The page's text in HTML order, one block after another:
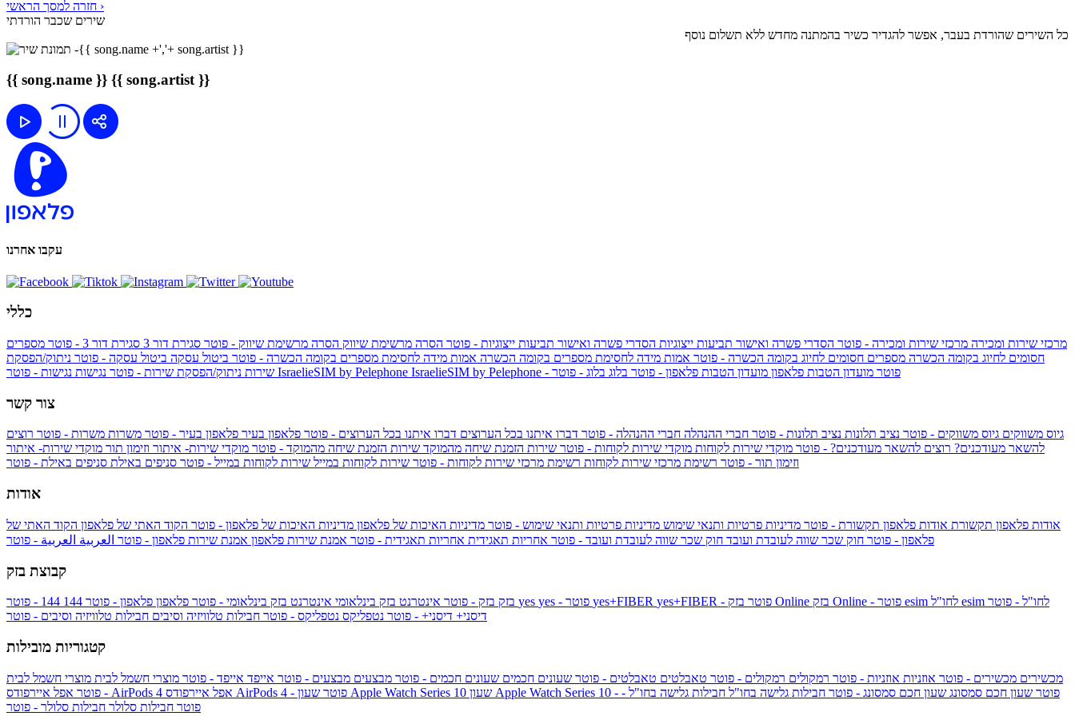
חזרה למסך הראשי ›
שירים שכבר הורדתי
כל השירים שהורדת בעבר, אפשר להגדיר כשיר בהמתנה מחדש ללא תשלום נוסף
{{ song.name }} {{ song.artist }}
עקבו אחרנו
כללי
מרכזי שירות ומכירה מרכזי שירות ומכירה - פוטר הסדרי פשרה ואישור תביעות ייצוגיות הסדרי פשרה ואישור תביעות ייצוגיות - פוטר הסרה מרשימת שיווק הסרה מרשימת שיווק - פוטר סגירת דור 3 סגירת דור 3 - פוטר
מספרים
חסומים לחיוג בקומה הכשרה מספרים חסומים לחיוג בקומה הכשרה - פוטר אמות מידה לחסימת מספרים בקומה הכשרה אמות מידה לחסימת מספרים בקומה הכשרה - פוטר ביטול עסקה ביטול עסקה - פוטר ניתוק/הפסקת
שירות ניתוק/הפסקת שירות - פוטר נגישות IsraelieSIM by Pelephone IsraelieSIM by Pelephone - פוטר מועדון הטבות פלאפון מועדון הטבות פלאפון - פוטר בלוג בלוג - פוטר
צור קשר
גיוס משווקים גיוס משווקים - פוטר נציב תלונות נציב תלונות - פוטר חברי ההנהלה חברי ההנהלה - פוטר דברו איתנו בכל הערוצים דברו איתנו בכל הערוצים - פוטר פלאפון בעיר פלאפון בעיר - פוטר משרות משרות - פוטר רוצים
להשאר מעודכנים? רוצים להשאר מעודכנים? - פוטר מוקדי שירות לקוחות מוקדי שירות לקוחות - פוטר שירות הזמנת שיחה מהמוקד שירות הזמנת שיחה מהמוקד - פוטר מוקדי שירות- איתור וזימון תור מוקדי שירות- איתור
וזימון תור - פוטר רשימת מרכזי שירות לקוחות רשימת מרכזי שירות לקוחות - פוטר שירות לקוחות במייל שירות לקוחות במייל - פוטר סניפים באילת סניפים באילת - פוטר
אודות
אודות פלאפון תקשורת אודות פלאפון תקשורת - פוטר מדיניות פרטיות ותנאי שימוש מדיניות פרטיות ותנאי שימוש - פוטר מדיניות האיכות של פלאפון מדיניות האיכות של פלאפון - פוטר הקוד האתי של פלאפון הקוד האתי של
פלאפון - פוטר חוק שכר שווה לעובדת ועובד חוק שכר שווה לעובדת ועובד - פוטר אחריות תאגידית אחריות תאגידית - פוטר אמנת שירות פלאפון אמנת שירות פלאפון - פוטר العربية العربية - פוטר
קבוצת בזק
בזק בזק - פוטר אינטרנט בזק בינלאומי אינטרנט בזק בינלאומי - פוטר פלאפון פלאפון - פוטר 144 yes yes+FIBER yes+FIBER - פוטר בזק Online
esim לחו"ל - פוטר
דיסני+ דיסני+ - פוטר נטפליקס נטפליקס - פוטר חבילות טלוויזיה וסיבים חבילות טלוויזיה וסיבים - פוטר
קטגוריות מובילות
מכשירים מכשירים - פוטר אוזניות אוזניות - פוטר רמקולים רמקולים - פוטר טאבלטים טאבלטים - פוטר שעונים חכמים שעונים חכמים - פוטר מבצעים מבצעים - פוטר אייפד אייפד - פוטר מוצרי חשמל לבית מוצרי חשמל לבית
- פוטר אפל איירפודס AirPods 4 אפל איירפודס AirPods 4 - פוטר שעון Apple Watch Series 10 שעון Apple Watch Series 10 - פוטר שעון חכם סמסונג שעון חכם סמסונג - פוטר חבילות גלישה בחו"ל חבילות גלישה בחו"ל -
פוטר חבילות סלולר חבילות סלולר - פוטר